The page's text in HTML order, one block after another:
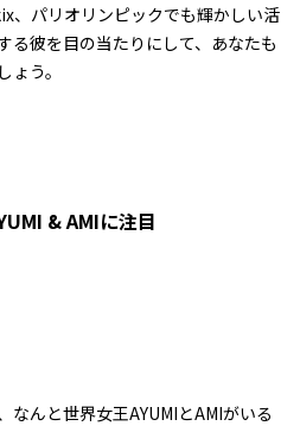
、パリオリンピックでも輝かしい活
る彼を目の当たりにして、あなたも
う。
& AMIに注目
なんと世界女王AYUMIとAMIがいる